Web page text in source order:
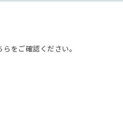
をご確認ください。